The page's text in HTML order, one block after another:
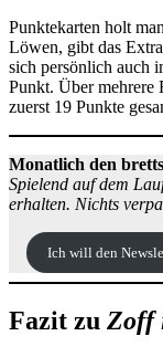
Punktekarten holt
Löwen, gibt das
sich persönlich auch
Punkt. Über mehrere
zuerst 19 Punkte
Monatlich den
Spielend auf dem
erhalten. Nichts
Ich will den
Fazit zu Zoff